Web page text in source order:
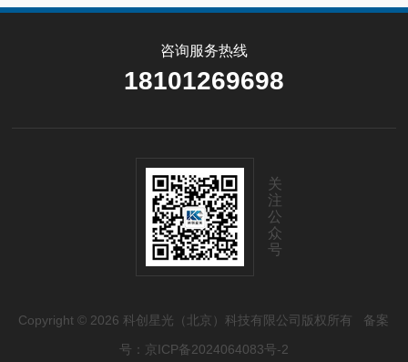
咨询服务热线
18101269698
关
注
公
众
号
Copyright © 2026 科创星光（北京）科技有限公司版权所有 备案
号：京ICP备2024064083号-2